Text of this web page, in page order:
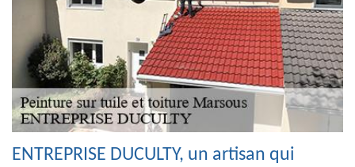
ENTREPRISE DUCULTY, un artisan qui